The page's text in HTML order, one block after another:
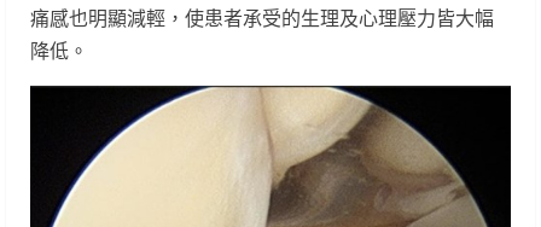
痛感也明顯減輕，使患者承受的生理及心理壓力皆大幅
降低。